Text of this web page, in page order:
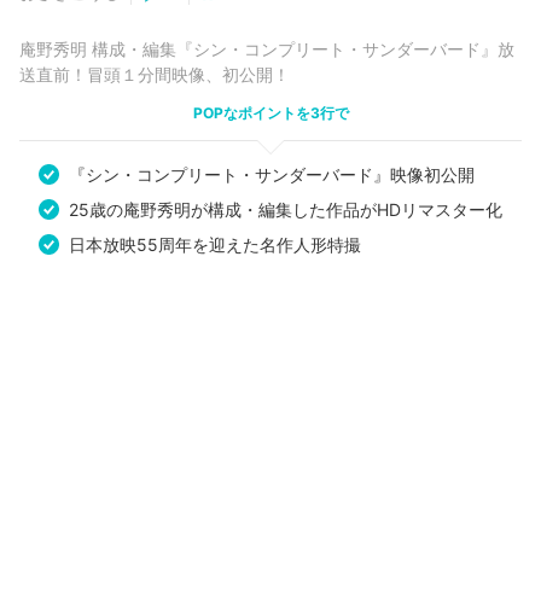
庵野秀明 構成・編集『シン・コンプリート・サンダーバード』放
送直前！冒頭１分間映像、初公開！
POPなポイントを3行で
『シン・コンプリート・サンダーバード』映像初公開
25歳の庵野秀明が構成・編集した作品がHDリマスター化
日本放映55周年を迎えた名作人形特撮